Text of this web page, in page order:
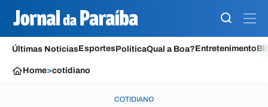
Últimas NotíciasEsportesPolíticaQual a Boa?Entretenimento
Home>cotidiano
COTIDIANO